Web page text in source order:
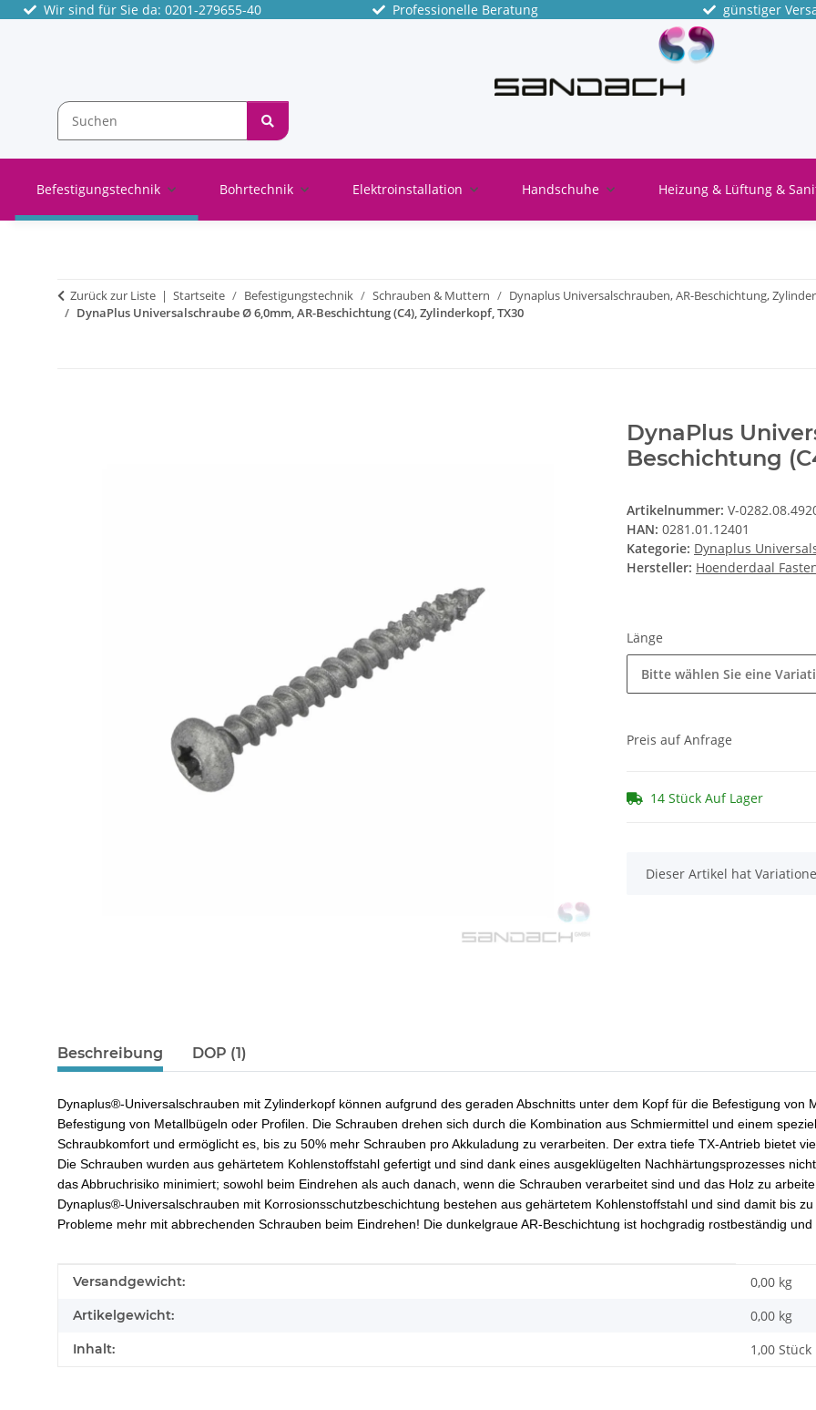
Wir sind für Sie da: 0201-279655-40 Professionelle Beratung günstiger
Befestigungstechnik Bohrtechnik Elektroinstallation Handschuhe Heizung & Lüftung &
Zurück zur Liste Startseite Befestigungstechnik Schrauben & Muttern
Dynaplus Universalschrauben, AR-Beschichtung,
DynaPlus Universalschraube Ø 6,0mm, AR-Beschichtung (C4), Zylinderkopf, TX30
DynaPlus
Beschichtung
Artikelnummer: V-
HAN: 0281.01.12401
Kategorie: Dynaplus
Hersteller: Hoenderdaal
Länge
Bitte wählen Sie eine
Preis auf Anfrage
14 Stück Auf Lager
x
Dieser Artikel hat
Beschreibung DOP (1)
Dynaplus®-Universalschrauben mit Zylinderkopf können aufgrund des geraden Abschnitts unter dem Kopf für die Befestigung von
Befestigung von Metallbügeln oder Profilen. Die Schrauben drehen sich durch die Kombination aus Schmiermittel und einem
Schraubkomfort und ermöglicht es, bis zu 50% mehr Schrauben pro Akkuladung zu verarbeiten. Der extra tiefe TX-Antrieb bietet
Die Schrauben wurden aus gehärtetem Kohlenstoffstahl gefertigt und sind dank eines ausgeklügelten Nachhärtungsprozesses
das Abbruchrisiko minimiert; sowohl beim Eindrehen als auch danach, wenn die Schrauben verarbeitet sind und das Holz zu
Dynaplus®-Universalschrauben mit Korrosionsschutzbeschichtung bestehen aus gehärtetem Kohlenstoffstahl und sind damit bis
Probleme mehr mit abbrechenden Schrauben beim Eindrehen! Die dunkelgraue AR-Beschichtung ist hochgradig rostbeständig
Produkteigenschaft
Wert
Versandgewicht: 0,00 kg
Artikelgewicht: 0,00 kg
Inhalt: 1,00 Stück